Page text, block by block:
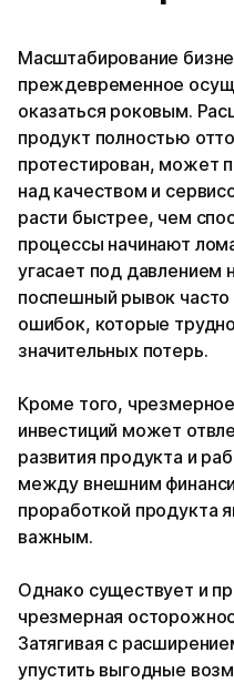
Масштабирование
преждевременное
оказаться роковым.
продукт полностью
протестирован, может
над качеством и
расти быстрее, чем
процессы начинают
угасает под давлением
поспешный рывок
ошибок, которые
значительных потерь.
Кроме того,
инвестиций может
развития продукта и
между внешним
проработкой продукта
важным.
Однако существует и
чрезмерная
Затягивая с
упустить выгодные